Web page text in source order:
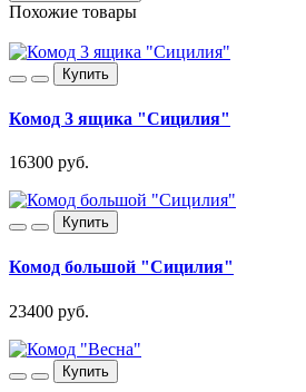
Похожие товары
Купить
Комод 3 ящика "Сицилия"
16300 руб.
Купить
Комод большой "Сицилия"
23400 руб.
Купить